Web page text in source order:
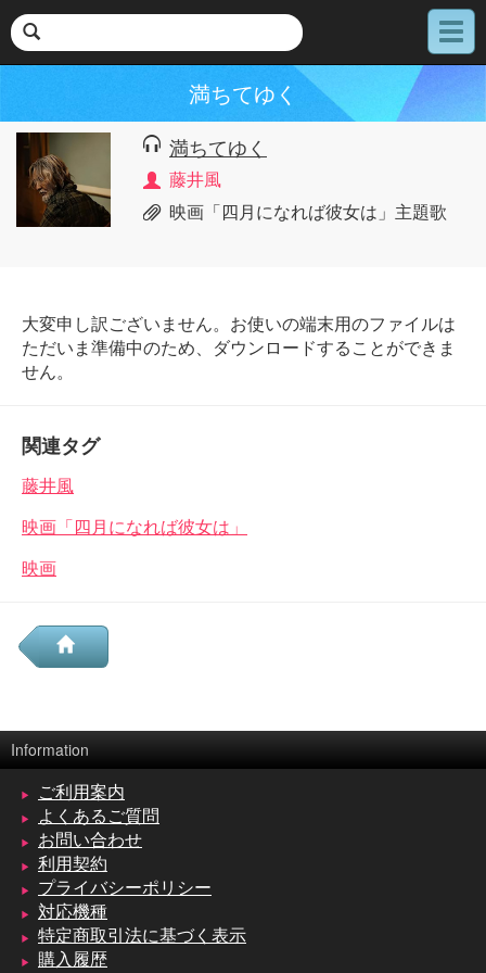
メ
ニ
満ちてゆく
満ちてゆく
藤井風
映画「四月になれば彼女は」主題歌
大変申し訳ございません。お使いの端末用のファイルは
ただいま準備中のため、ダウンロードすることができま
せん。
関連タグ
藤井風
映画「四月になれば彼女は」
映画
Information
ご利用案内
よくあるご質問
お問い合わせ
利用契約
プライバシーポリシー
対応機種
特定商取引法に基づく表示
購入履歴